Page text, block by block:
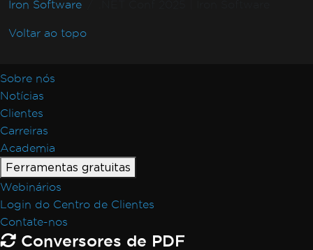
Iron Software
Voltar ao topo
Sobre nós
Notícias
Clientes
Carreiras
Academia
Ferramentas gratuitas
Webinários
Login do Centro de Clientes
Contate-nos
Conversores de PDF